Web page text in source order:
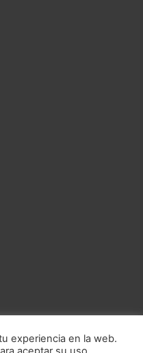
experiencia en la web.